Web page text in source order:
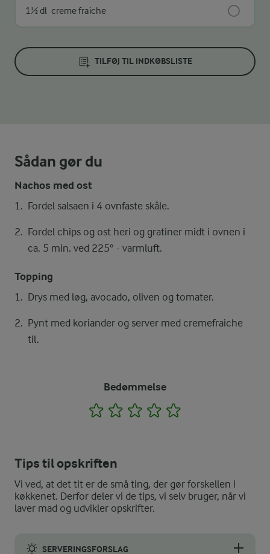
1½ dl creme fraiche
TILFØJ TIL INDKØBSLISTE
Sådan gør du
Nachos med ost
Fordel salsaen i 4 ovnfaste skåle.
Fordel chips og ost heri og gratiner midt i ovnen i
ca. 5 min. ved 225° - varmluft.
Topping
Drys med løg, avocado, oliven og tomater.
Pynt med koriander og server med cremefraiche
til.
Bedømmelse
1 2 3 4
Tips til opskriften
Vi ved, at det tit er de små ting, der gør forskellen i
køkkenet. Derfor deler vi de tips, vi selv bruger, når vi
laver mad og udvikler opskrifter.
SERVERINGSFORSLAG